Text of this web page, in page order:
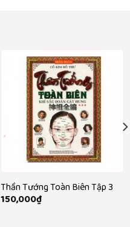
Thần Tướng Toàn Biên Tập 3
150,000₫